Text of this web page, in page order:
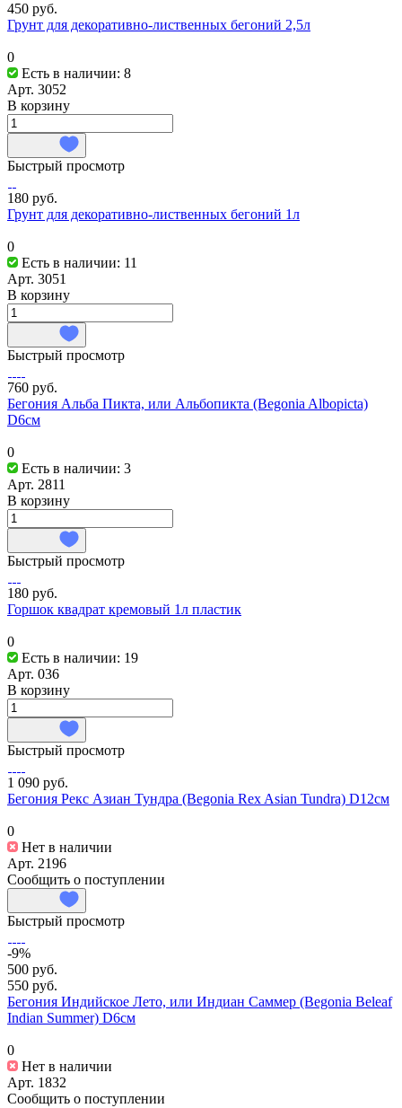
450 руб.
Грунт для декоративно-лиственных бегоний 2,5л
0
Есть в наличии: 8
Арт. 3052
В корзину
Быстрый просмотр
180 руб.
Грунт для декоративно-лиственных бегоний 1л
0
Есть в наличии: 11
Арт. 3051
В корзину
Быстрый просмотр
760 руб.
Бегония Альба Пикта, или Альбопикта (Begonia Albopicta)
D6см
0
Есть в наличии: 3
Арт. 2811
В корзину
Быстрый просмотр
180 руб.
Горшок квадрат кремовый 1л пластик
0
Есть в наличии: 19
Арт. 036
В корзину
Быстрый просмотр
1 090 руб.
Бегония Рекс Азиан Тундра (Begonia Rex Asian Tundra) D12см
0
Нет в наличии
Арт. 2196
Сообщить о поступлении
Быстрый просмотр
-9%
500 руб.
550 руб.
Бегония Индийское Лето, или Индиан Саммер (Begonia Beleaf
Indian Summer) D6см
0
Нет в наличии
Арт. 1832
Сообщить о поступлении